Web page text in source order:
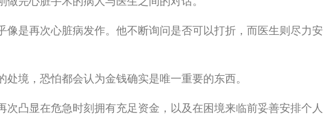
像是再次心脏病发作。他不断询问是否可以打折，而医生则尽力安
境，恐怕都会认为金钱确实是唯一重要的东西。
凸显在危急时刻拥有充足资金，以及在困境来临前妥善安排个人